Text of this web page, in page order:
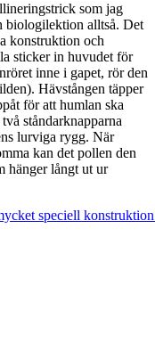
som jag
biologilektion alltså. Det
konstruktion och
sticker in huvudet för
inne i gapet, rör den
Hävstången täpper
för att humlan ska
ståndarknapparna
lurviga rygg. När
kan det pollen den
hänger långt ut ur